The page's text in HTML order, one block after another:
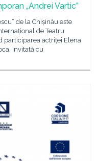
„Andrei Vartic”
de la Chișinău este
de Teatru
participarea actriței Elena
invitată cu